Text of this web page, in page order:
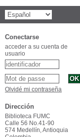
Conectarse
acceder a su cuenta de
usuario
Olvidé mi contraseña
Dirección
Biblioteca FUMC
Calle 56 No.41-90
574 Medellín, Antioquia